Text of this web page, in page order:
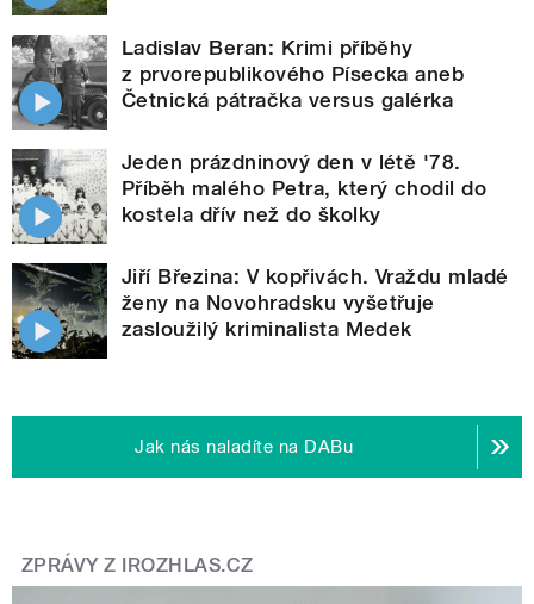
Ladislav Beran: Krimi příběhy
z prvorepublikového Písecka aneb
Četnická pátračka versus galérka
Jeden prázdninový den v létě '78.
Příběh malého Petra, který chodil do
kostela dřív než do školky
Jiří Březina: V kopřivách. Vraždu mladé
ženy na Novohradsku vyšetřuje
zasloužilý kriminalista Medek
Jak nás naladíte na DABu
ZPRÁVY Z IROZHLAS.CZ